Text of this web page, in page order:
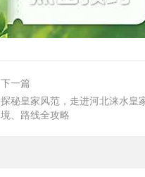
下一篇
探秘皇家风范，走进河北涞水皇
境、路线全攻略